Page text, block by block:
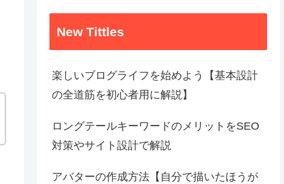
New Tittles
楽しいブログライフを始めよう【基本設計
の全道筋を初心者用に解説】
ロングテールキーワードのメリットをSEO
対策やサイト設計で解説
アバターの作成方法【自分で描いたほうが